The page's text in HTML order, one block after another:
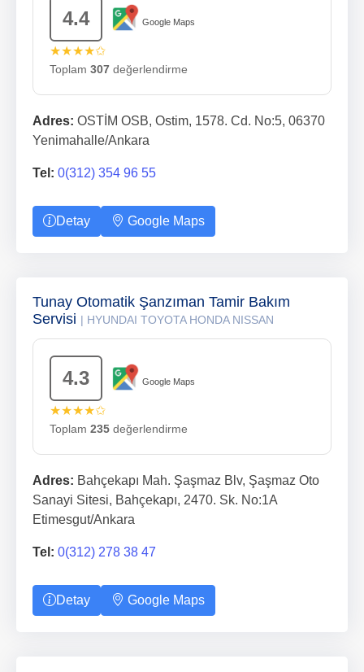
4.4 Google Maps
★★★★✩
Toplam 307 değerlendirme
Adres: OSTİM OSB, Ostim, 1578. Cd. No:5, 06370
Yenimahalle/Ankara
Tel: 0(312) 354 96 55
Detay Google Maps
Tunay Otomatik Şanzıman Tamir Bakım
Servisi | HYUNDAI TOYOTA HONDA NISSAN
4.3 Google Maps
★★★★✩
Toplam 235 değerlendirme
Adres: Bahçekapı Mah. Şaşmaz Blv, Şaşmaz Oto
Sanayi Sitesi, Bahçekapı, 2470. Sk. No:1A
Etimesgut/Ankara
Tel: 0(312) 278 38 47
Detay Google Maps